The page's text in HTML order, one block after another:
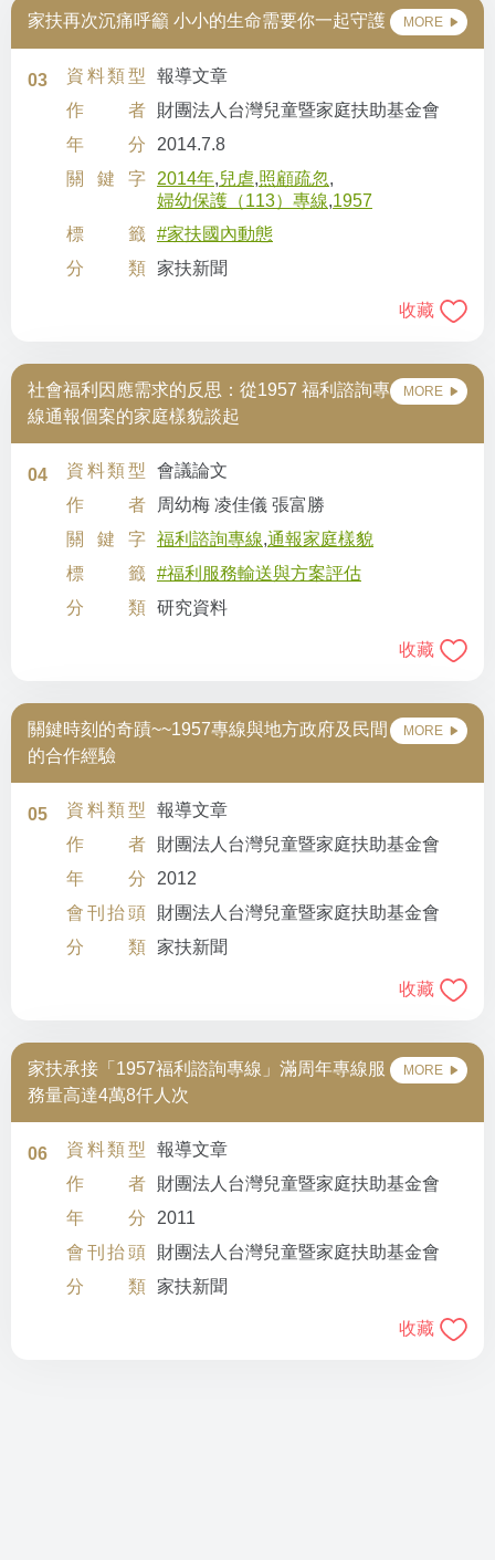
家扶再次沉痛呼籲 小小的生命需要你一起守護 MORE
03 資料類型
報導文章
作者
財團法人台灣兒童暨家庭扶助基金會
年分
2014.7.8
關鍵字
2014年,兒虐,照顧疏忽,
婦幼保護（113）專線,1957
標籤
#家扶國內動態
分類 家扶新聞
收藏
社會福利因應需求的反思：從1957 福利諮詢專
線通報個案的家庭樣貌談起
MORE
04 資料類型
會議論文
作者
周幼梅 凌佳儀 張富勝
關鍵字 福利諮詢專線,通報家庭樣貌
標籤
#福利服務輸送與方案評估
分類 研究資料
收藏
關鍵時刻的奇蹟~~1957專線與地方政府及民間
的合作經驗
MORE
05 資料類型
報導文章
作者
財團法人台灣兒童暨家庭扶助基金會
年分
2012
會刊抬頭
財團法人台灣兒童暨家庭扶助基金會
分類 家扶新聞
收藏
家扶承接「1957福利諮詢專線」滿周年專線服
務量高達4萬8仟人次
MORE
06 資料類型
報導文章
作者
財團法人台灣兒童暨家庭扶助基金會
年分
2011
會刊抬頭
財團法人台灣兒童暨家庭扶助基金會
分類 家扶新聞
收藏